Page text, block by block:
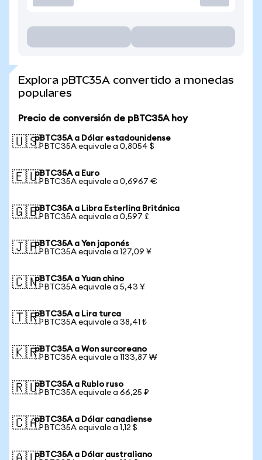
Explora pBTC35A convertido a monedas
populares
Precio de conversión de pBTC35A hoy
🇺🇸pBTC35A a Dólar estadounidense
1 PBTC35A equivale a 0,8054 $
🇪🇺pBTC35A a Euro
1 PBTC35A equivale a 0,6967 €
🇬🇧pBTC35A a Libra Esterlina Británica
1 PBTC35A equivale a 0,597 £
🇯🇵pBTC35A a Yen japonés
1 PBTC35A equivale a 127,09 ¥
🇨🇳pBTC35A a Yuan chino
1 PBTC35A equivale a 5,43 ¥
🇹🇷pBTC35A a Lira turca
1 PBTC35A equivale a 38,41 ₺
🇰🇷pBTC35A a Won surcoreano
1 PBTC35A equivale a 1133,87 ₩
🇷🇺pBTC35A a Rublo ruso
1 PBTC35A equivale a 66,25 ₽
🇨🇦pBTC35A a Dólar canadiense
1 PBTC35A equivale a 1,12 $
pBTC35A a Dólar australiano